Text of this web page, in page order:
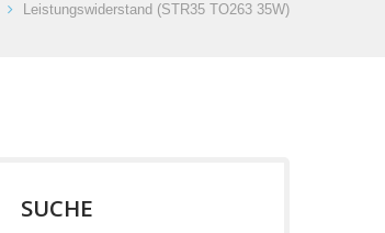
Leistungswiderstand (STR35 TO263 35W)
SUCHE